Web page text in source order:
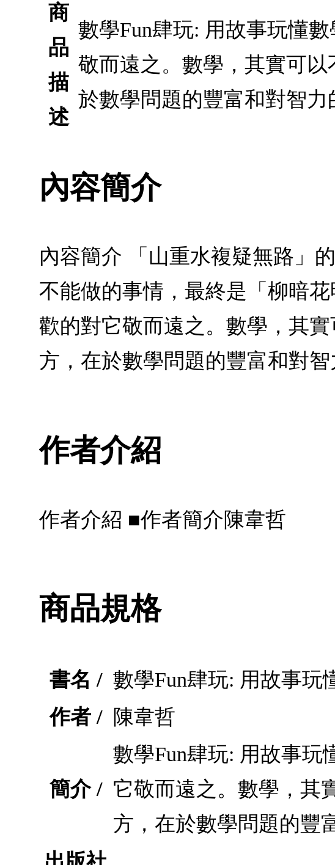
商
品
描
述
數學Fun肆玩: 用故事玩懂
敬而遠之。數學，其實可
於數學問題的豐富和對智力
內容簡介
內容簡介 「山重水複疑無路」
不能做的事情，最終是「柳暗
歡的對它敬而遠之。數學，其
方，在於數學問題的豐富和對智
作者介紹
作者介紹 ■作者簡介陳韋哲
商品規格
書名 / 數學Fun肆玩: 用故事玩
作者 / 陳韋哲
簡介 /
數學Fun肆玩: 用故事玩
它敬而遠之。數學，其
方，在於數學問題的豐